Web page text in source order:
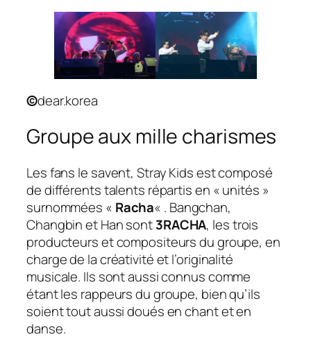
©dear.korea
Groupe aux mille charismes
Les fans le savent, Stray Kids est composé
de différents talents répartis en « unités »
surnommées « Racha« . Bangchan,
Changbin et Han sont3RACHA, les trois
producteurs et compositeurs du groupe, en
charge de la créativité et l’originalité
musicale. Ils sont aussi connus comme
étant les rappeurs du groupe, bien qu’ils
soient tout aussi doués en chant et en
danse.